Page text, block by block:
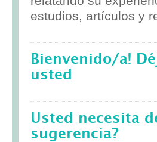
estudios, artículos y
Bienvenido/a!
usted
Usted necesita
sugerencia?